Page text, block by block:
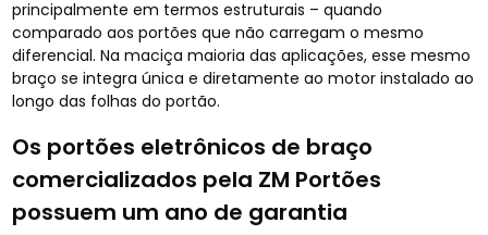
principalmente em termos estruturais – quando
comparado aos portões que não carregam o mesmo
diferencial. Na maciça maioria das aplicações, esse mesmo
braço se integra única e diretamente ao motor instalado ao
longo das folhas do portão.
Os portões eletrônicos de braço
comercializados pela ZM Portões
possuem um ano de garantia